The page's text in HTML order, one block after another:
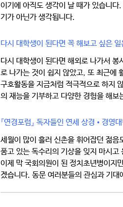
이기에 아직도 생각이 날 때가 있습니
기가 아닌가 생각됩니다.
다시 대학생이 된다면 꼭 해보고 싶은
다시 대학생이 된다면 해외로 나가서
로 나가는 것이 쉽지 않았고, 또 최근에
구호활동을 지금처럼 적극적으로 하지
의 재능을 기부하고 다양한 경험을 해보
『연경포럼』 독자들인 연세 상경•경영
세월이 많이 흘러 신촌을 휘어잡던 젊
품고 있는 독수리의 기상을 잊지 마시
이제 막 국회의원이 된 정치초년병이지
겠습니다. 동문 여러분들의 관심과 기